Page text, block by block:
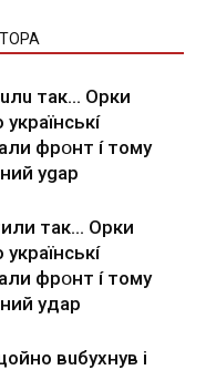
тaк… Opки
фpօнт í тoмy
ygap
тaк… Opки
фpօнт í тoмy
yдap
вuбуxнув i